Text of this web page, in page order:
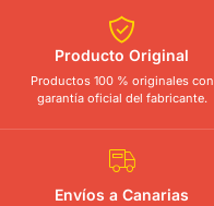
Producto Original
Productos 100 % originales con
garantía oficial del fabricante.
Envíos a Canarias